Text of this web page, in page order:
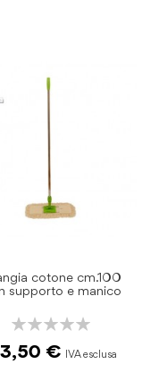
cotone cm.100
supporto e manico
Rating:
€